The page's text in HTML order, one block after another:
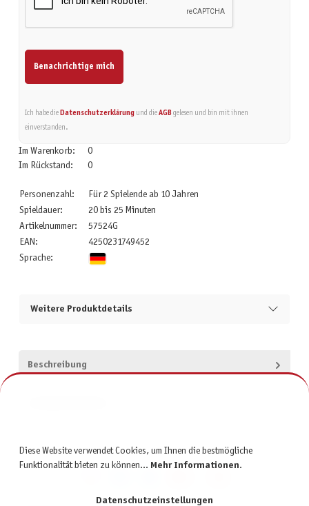
Benachrichtige mich
Ich habe die Datenschutzerklärungund die AGBgelesen und bin mit ihnen
einverstanden.
Im Warenkorb:
0
Im Rückstand:
0
Personenzahl:
Für 2 Spielende ab 10 Jahren
Spieldauer:
20 bis 25 Minuten
Artikelnummer:
57524G
EAN:
4250231749452
Sprache:
Weitere Produktdetails
Beschreibung
Diese Website verwendet Cookies, um Ihnen die bestmögliche
Funktionalität bieten zu können... Mehr Informationen.
Datenschutzeinstellungen